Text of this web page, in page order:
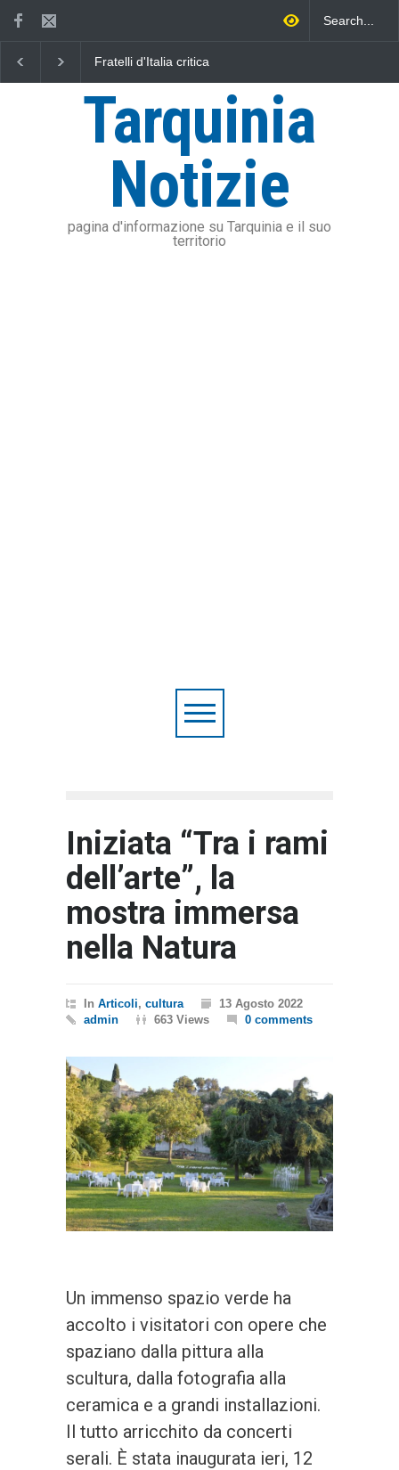
Fratelli d'Italia critica
dell'addizionale IRPEF: "una
stangata per i cittadini"
Viterbo uniti nella difesa del
mare
Tarquinia
Notizie
pagina d'informazione su Tarquinia e il suo
territorio
Iniziata “Tra i rami
dell’arte”, la
mostra immersa
nella Natura
In Articoli, cultura
13 Agosto 2022
admin
663 Views 0 comments
Un immenso spazio verde ha
accolto i visitatori con opere che
spaziano dalla pittura alla
scultura, dalla fotografia alla
ceramica e a grandi installazioni.
Il tutto arricchito da concerti
serali. È stata inaugurata ieri, 12